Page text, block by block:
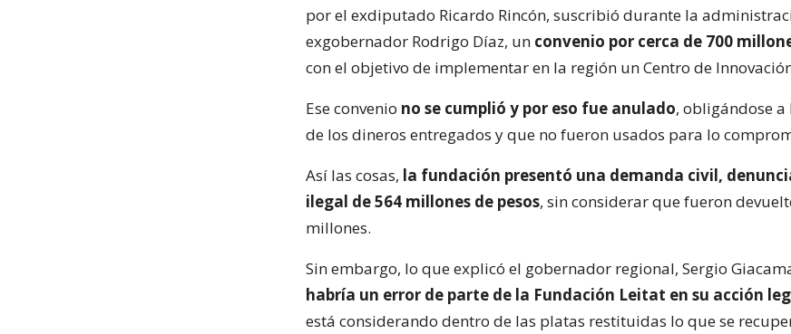
por el exdiputado Ricardo Rincón, suscribió durante la
exgobernador Rodrigo Díaz, un convenio por cerca de 700
con el objetivo de implementar en la región un Centro de
Ese convenio no se cumplió y por eso fue anulado, obligándose
de los dineros entregados y que no fueron usados para lo
Así las cosas, la fundación presentó una demanda civil,
ilegal de 564 millones de pesos, sin considerar que fueron
millones.
Sin embargo, lo que explicó el gobernador regional, Sergio
habría un error de parte de la Fundación Leitat en su acción
está considerando dentro de las platas restituidas lo que se